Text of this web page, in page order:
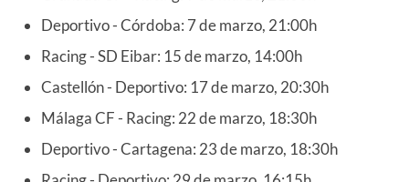
Deportivo - Córdoba: 7 de marzo, 21:00h
Racing - SD Eibar: 15 de marzo, 14:00h
Castellón - Deportivo: 17 de marzo, 20:30h
Málaga CF - Racing: 22 de marzo, 18:30h
Deportivo - Cartagena: 23 de marzo, 18:30h